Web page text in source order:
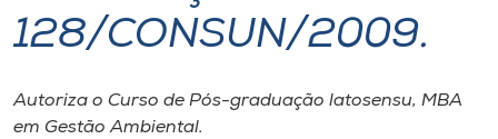
I.nova
Diplomados
128/CONSUN/2009.
Autoriza o Curso de Pós-graduação latosensu, MBA
em Gestão Ambiental.